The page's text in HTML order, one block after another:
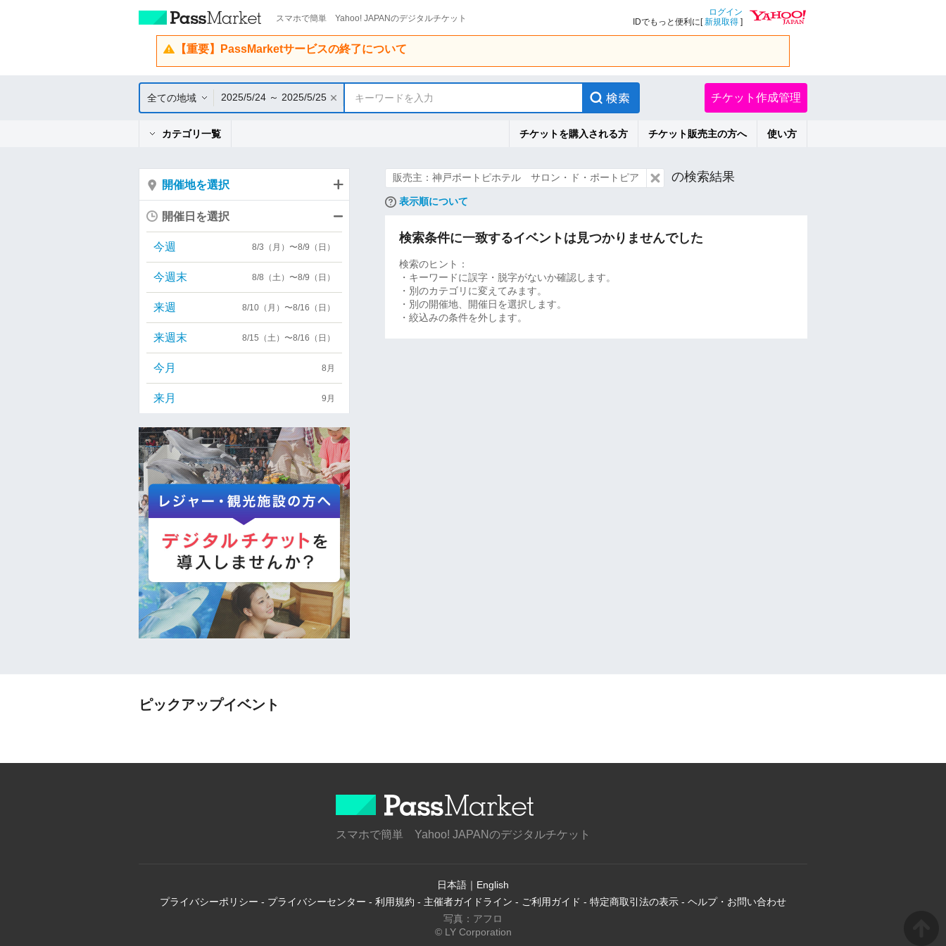
スマホで簡単 Yahoo! JAPANのデジタルチケット
ログイン
IDでもっと便利に[新規取得 ]
【重要】PassMarketサービスの終了について
全ての地域 2025/5/24 ～ 2025/5/25 キーワードを入力 チケット作成管理
カテゴリ一覧 チケットを購入される方 チケット販売主の方へ 使い方
販売主：神戸ポートピホテル サロン・ド・ポートピア の検索結果
表示順について
検索条件に一致するイベントは見つかりませんでした
検索のヒント：
・キーワードに誤字・脱字がないか確認します。
・別のカテゴリに変えてみます。
・別の開催地、開催日を選択します。
・絞込みの条件を外します。
開催地を選択
開催日を選択
今週 8/3（月）〜8/9（日）
今週末 8/8（土）〜8/9（日）
来週 8/10（月）〜8/16（日）
来週末 8/15（土）〜8/16（日）
今月 8月
来月 9月
ピックアップイベント
スマホで簡単 Yahoo! JAPANのデジタルチケット
日本語 ｜ English
プライバシーポリシー - プライバシーセンター - 利用規約 - 主催者ガイドライン - ご利用ガイド - 特定商取引法の表示 - ヘルプ・お問い合わせ
写真：アフロ
© LY Corporation